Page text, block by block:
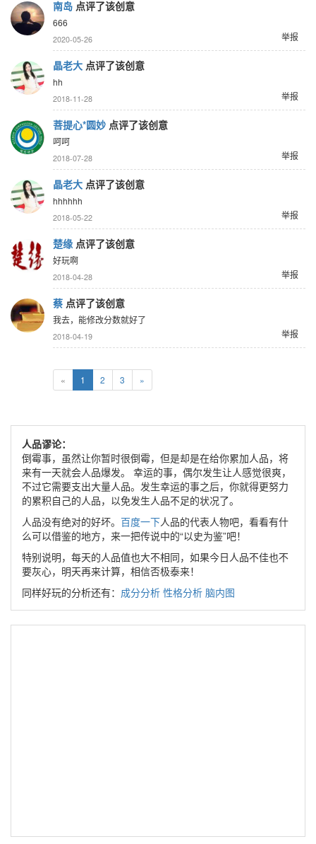
南岛 点评了该创意
666
举报
2020-05-26
晶老大 点评了该创意
hh
举报
2018-11-28
菩提心*圆妙 点评了该创意
呵呵
举报
2018-07-28
晶老大 点评了该创意
hhhhhh
举报
2018-05-22
楚缘 点评了该创意
好玩啊
举报
2018-04-28
蔡 点评了该创意
我去，能修改分数就好了
举报
2018-04-19
« 1 2 3 »
人品谬论：
倒霉事，虽然让你暂时很倒霉，但是却是在给你累加人品，将
来有一天就会人品爆发。 幸运的事，偶尔发生让人感觉很爽，
不过它需要支出大量人品。发生幸运的事之后，你就得更努力
的累积自己的人品，以免发生人品不足的状况了。
人品没有绝对的好坏。 百度一下人品的代表人物吧，看看有什
么可以借鉴的地方，来一把传说中的“以史为鉴”吧！
特别说明，每天的人品值也大不相同，如果今日人品不佳也不
要灰心，明天再来计算，相信否极泰来！
同样好玩的分析还有： 成分分析 性格分析 脑内图